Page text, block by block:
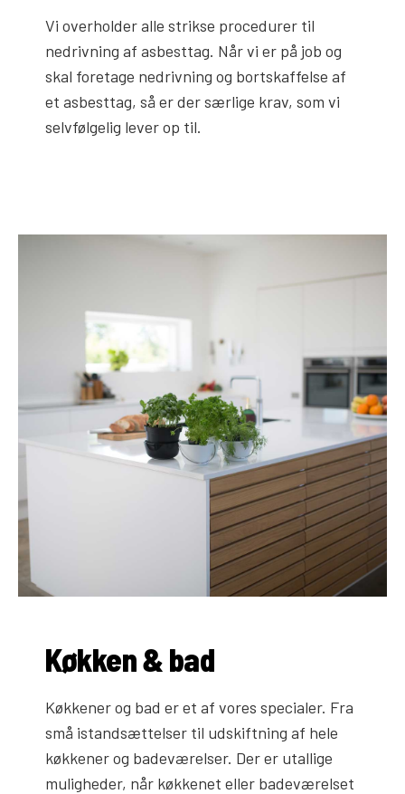
Vi overholder alle strikse procedurer til
nedrivning af asbesttag. Når vi er på job og
skal foretage nedrivning og bortskaffelse af
et asbesttag, så er der særlige krav, som vi
selvfølgelig lever op til.
Køkken & bad
Køkkener og bad er et af vores specialer. Fra
små istandsættelser til udskiftning af hele
køkkener og badeværelser. Der er utallige
muligheder, når køkkenet eller badeværelset